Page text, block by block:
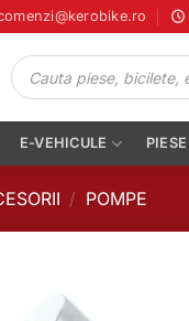
Products
search
E-VEHICULE PIESE
/ POMPE